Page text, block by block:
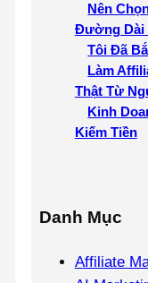
Nên
Đường Dài
Tôi Đã
Làm
Thật Từ
Kinh
Kiếm Tiền
Danh Mục
Affiliate